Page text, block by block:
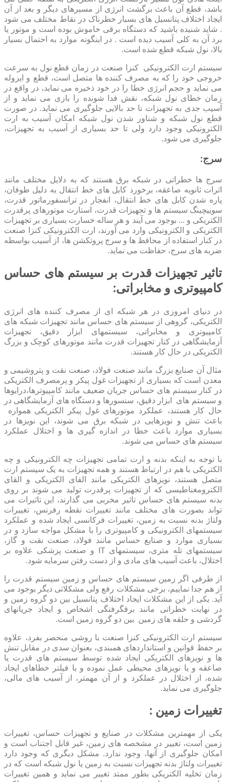
باشد، قطع آن باعث برگشت انرژی از مسیرهای دیگر و بعد از آن
ایجاد اختلاف پتانسیل های بسیار خطرناک در نقاط مختلف می شود
. شاید شنیده باشید که دستگاه برقی خاموش بوده است و موتور یا
برد آن به کلی آسیب دیده است . در اینگونه موارد به احتمال بسیار
بالا، نول شبکه قطع شده است.
سیستم ارت الکترونیکی کنزا صنعت در زمان قطع نول به سرعت
خروجی خود را که به مصرف کننده ها متصل است، قطع و ایزوله
می نماید و حجم انرژی خطا را در خود ذخیره می نماید، در واقع در
زمان خطای نول شبکه، نقش فدا شونده را بازی می نماید و از
آسیب جدی به تجهیزات تا حد بالایی جلوگیری می نماید. در صورت
قطع نول شبکه و شناور شدن نول شبکه امکان آسیب به ارت
الکترونیکی وجود دارد ولی تا حد بسیاری از آسیب به تجهیزات،
جلوگیری می شود.
سرج:
سرج ها خطراتی در شبکه برق هستند که به دلایل مختلف مانند
اثرات ثانویه صاعقه، برخورد کابل های خط انتقال به دلیل طوفان،
پاره شدن کابل های خط انتقال، انفجار در ترانسفورماتور قدرت،
سوییچینگ سیستم ها و تجهیزات قدرت، استارت موتورهای پرقدرت
الکتریکی و … بوجود می آیند و هر ساله خسارت بسیاری بر تجهیزات
الکتریکی و الکترونیکی وارد می آورند، ارت الکترونیکی کنزا صنعت
در کنار استفاده از محافظ ها و سرج پروتکشن ها، از آسیب بواسطه
ضربه های سرج، حفاظت می نماید.
تاثیر تجهیزات قدرت بر سیستم های حساس
کامپیوتری و مخابراتی:
در دنیای امروزی در هر شبکه ای از مصرف کننده های انرژی
الکتریکی، گروهی از سیستم های حساس مانند تجهیزات شبکه های
کامپیوتری و مخابراتی، سیستمهای ابزار دقیق، تجهیزات
آزمایشگاهی در کنار تجهیزات قدرت مانند موتورهای کوچک و بزرگ
الکتریکی در حال کار هستند.
مثال آن صنایع بزرگ مانند صنعت فولاد، صنعت نقت و پتروشیمی و
معدن است که بسیاری از تجهیزات غول پیکر و پرمصرف الکتریکی
در کنار سیستم های حساس جریان ضعیف مانند کامپیوترها،درایوها
و سیستم های ابزار دقیق، سنسورها و دستگاه های آزمایشگاهی در
حال کار هستند، عملکرد موتورهای غول پیکر الکتریکی همواره
باعث تنش و نویزهایی در شبکه برق می شوند، این نویزها در
بسیاری موارد باعث خطا در اندازه گیری ها و اختلال عملکرد
سیستم های حساس می شوند.
با توجه به اینکه بدنه و ارت تمامی تجهیزات چه الکترونیکی و چه
الکتریکی با هم در ارتباط هستند و همه تجهیزات به یک سیستم ارت
متصل هستند، نویزهای الکتریکی مانند القای الکتریکی و القای
الکترومغناطیسی که از تجهیزات پرقدرت تولید می شوند بر روی
بدنه سیستم های حساس تاثیر مخربی می گذارند، این تاثیرات می
تواند بصورت های مختلف مانند تغییرات نقطه رفرنس، تغییرات
ولتاژ بدنه نسبت به زمین، تغییرات فرکانسی ایجاد شده و عملکرد
سیستمهای الکترونیکی و کامپیوتری را با مشکل مواجه سازد و در
بسیاری موارد و صنایع حساس مانند فولاد، صنعت نقت و گاز،
سیستمهای تله متری، سیستمهای IT و صنعت پزشکی علاوه بر
اختلال، باعث آسیب های مادی و از دست رفتن سرمایه شود.
از طرفی اگر زمین سیستم های حساس و زمین سیستم قدرت را
از هم جدا نماییم، برخی مشکلات رفع ولی مشکلاتی دیگر بوجود می
آید. یکی از این مشکلات ایجاد اختلاف پتانسیل بین دو گروه زمین و
در نهایت خطراتی مانند برقگرفتگی اشخاص و ایجاد جریانهای
گردشی و حلقه های زمین بین دو گروه زمین است.
سیستم ارت الکترونیکی کنزا صنعت با روشی منحصر بفرد، علاوه
بر حفظ قوانین و استانداردهای همبندی، بعنوان سدی در مقابل تنش
ها و نویزهای الکتریکی ایجاد شده توسط سیستم های قدرت یا
صاعقه و یا نویزهای محیطی عمل نموده و با فیلتر خطاهای ایجاد
شده، از اختلال در عملکرد و از آن مهمتر، از آسیب های مالی،
جلوگیری می نماید.
تغییرات زمین :
یکی از مهمترین مشکلات در صنایع و تجهیزات حساس، تغییرات
زمین است، تغییر در مشخصه های زمین، غیر قابل اجتناب است و
امکان جلوگیری از آنها، وجود ندارد. مشکل دیگری که وجود دارد
تغییرات ولتاژ بدنه تجهیزات نسبت به زمین یا نول شبکه است که در
زمان تخلیه الکتریکی بطور ممتد تغییر می نماید و همین تغییرات